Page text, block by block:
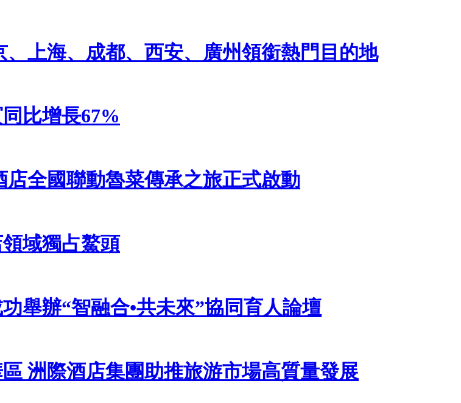
上海、成都、西安、廣州領銜熱門目的地
比增長67%
全國聯動魯菜傳承之旅正式啟動
域獨占鰲頭
舉辦“智融合•共未來”協同育人論壇
洲際酒店集團助推旅游市場高質量發展